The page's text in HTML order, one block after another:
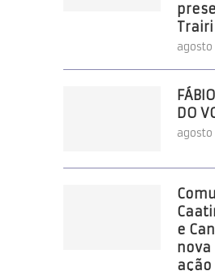
Trairi
agosto
DO
agosto
e
nova
ação